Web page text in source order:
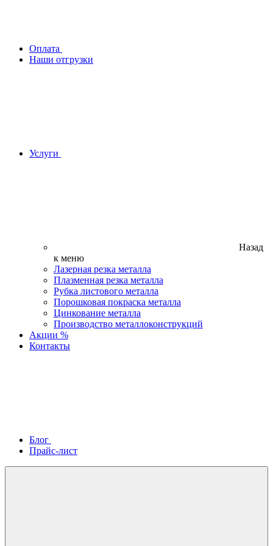
Оплата
Наши отгрузки
Услуги
Назад
к меню
Лазерная резка металла
Плазменная резка металла
Рубка листового металла
Порошковая покраска металла
Цинкование металла
Производство металлоконструкций
Акции %
Контакты
Блог
Прайс-лист